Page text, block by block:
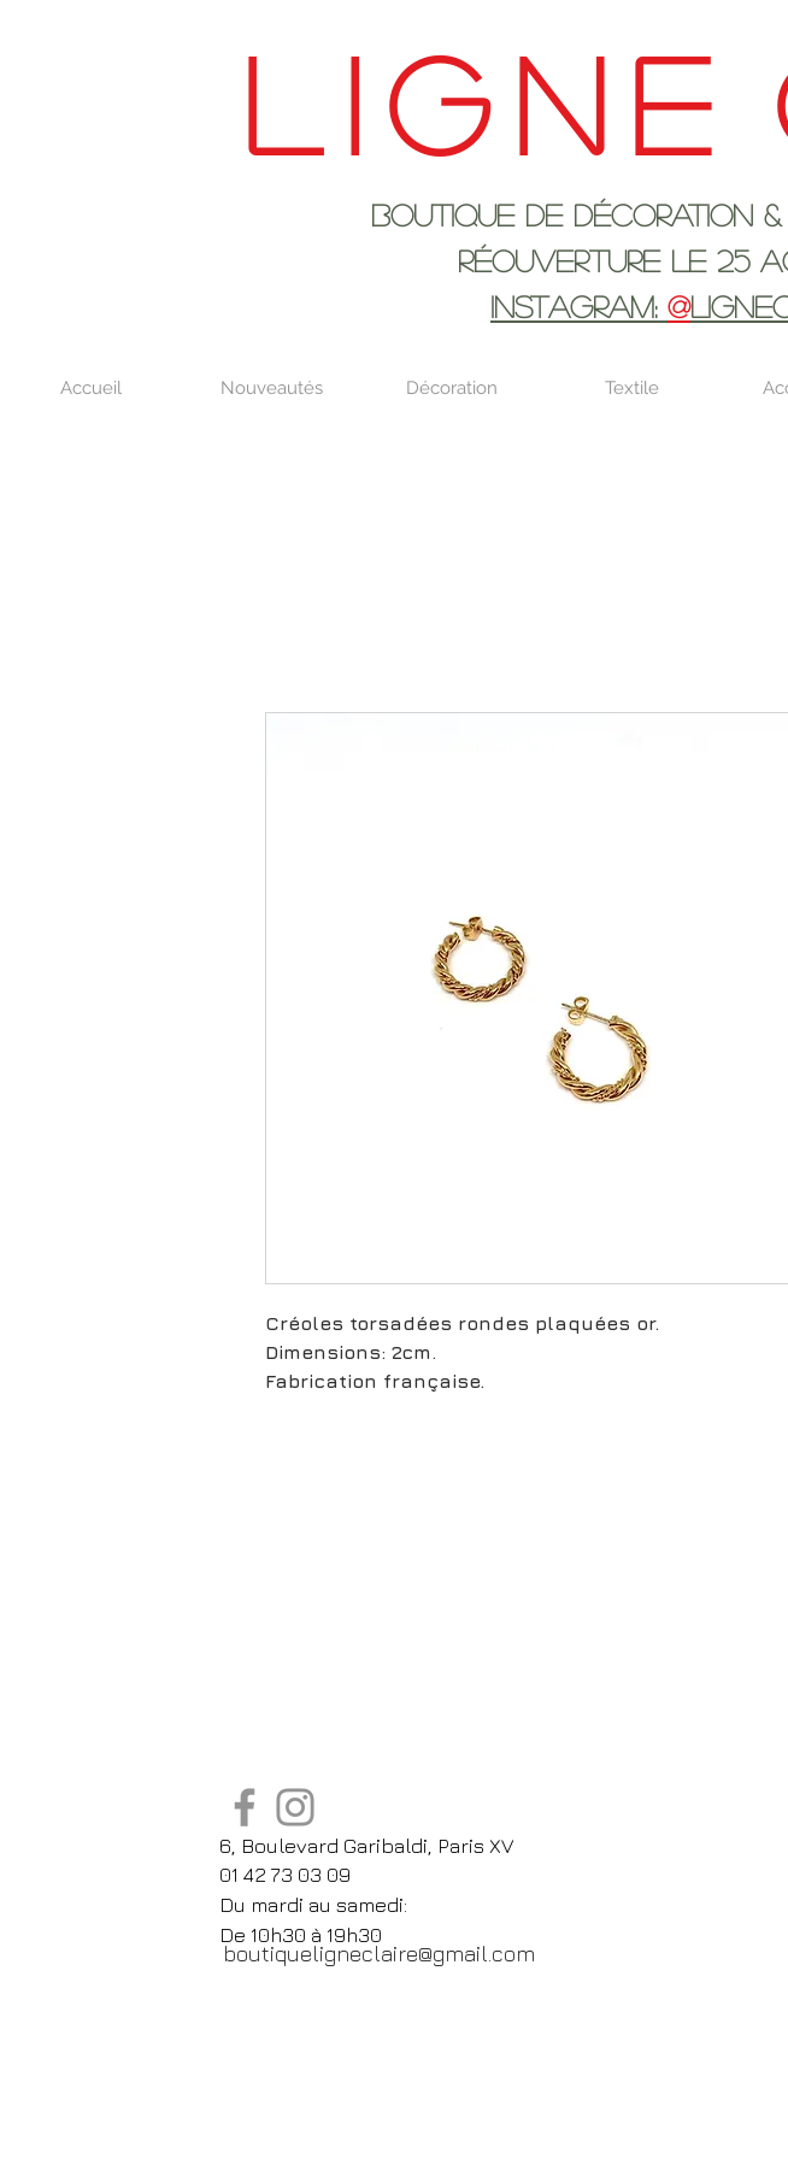
Ligne
Boutique de décoration &
RÉOUVERTURE LE 25 AOûT
INSTAGRAM: @
Accueil Nouveautés Décoration Textile
Créoles torsadées rondes plaquées or.
Dimensions: 2cm.
Fabrication française.
6, Boulevard Garibaldi, Paris XV
01 42 73 03 09
Du mardi au samedi:
De 10h30 à 19h30
boutiqueligneclaire@gmail.com